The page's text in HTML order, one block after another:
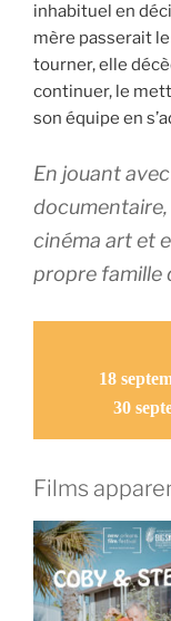
inhabituel en
mère passerait
tourner, elle
continuer, le
son équipe en
En jouant
documentaire,
cinéma art et
propre famille
18
30
Films